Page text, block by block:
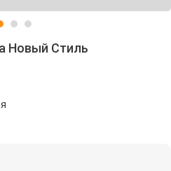
Новый Стиль